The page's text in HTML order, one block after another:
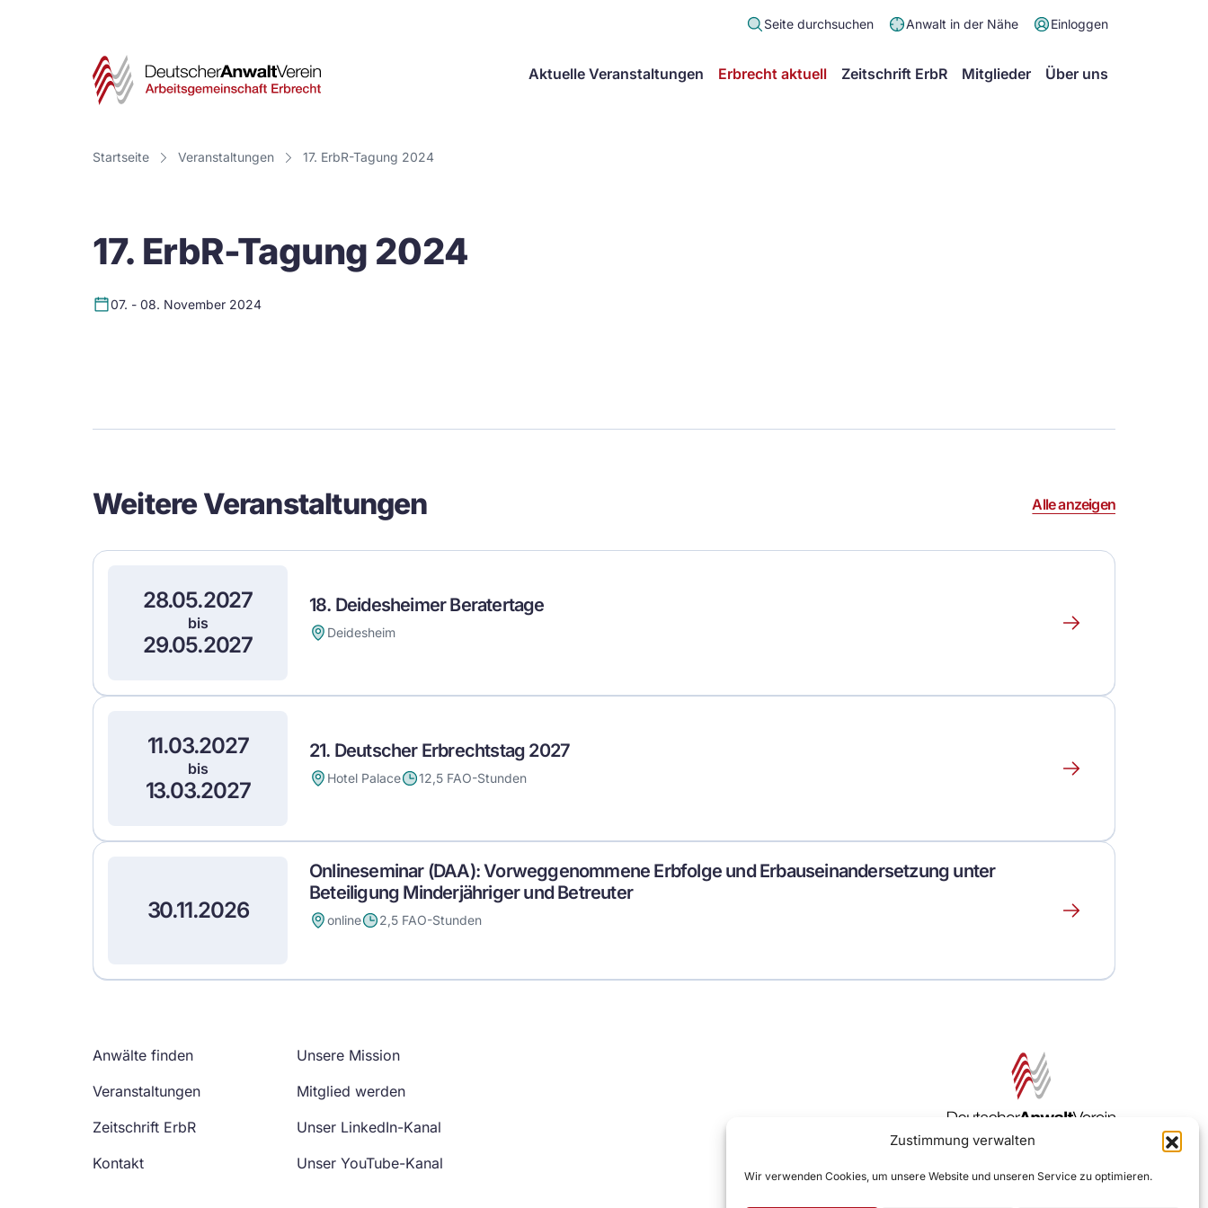
Zustimmung verwalten
Wir verwenden Cookies, um unsere Website und unseren Service zu optimieren.
Seite durchsuchen Anwalt in der Nähe Einloggen
Deutscher
Verein
Arbeitsgemeinschaft
Aktuelle Veranstaltungen Erbrecht aktuell Zeitschrift ErbR Mitglieder Über uns
Startseite Veranstaltungen 17. ErbR-Tagung 2024
17. ErbR-Tagung 2024
07. - 08. November 2024
Weitere Veranstaltungen Alle anzeigen
28.05.2027
bis
29.05.2027
18. Deidesheimer Beratertage
Deidesheim
Erfahre
dieses
11.03.2027
bis
13.03.2027
21. Deutscher Erbrechtstag 2027
Hotel Palace 12,5 FAO-Stunden
Erfahre
dieses
30.11.2026
Onlineseminar (DAA): Vorweggenommene Erbfolge und Erbauseinandersetzung unter
Beteiligung Minderjähriger und Betreuter
online 2,5 FAO-Stunden
Erfahre
dieses
Anwälte finden
Veranstaltungen
Zeitschrift ErbR
Kontakt
Unsere Mission
Mitglied werden
Unser LinkedIn-Kanal
Unser YouTube-Kanal
Zur DAV Webseite